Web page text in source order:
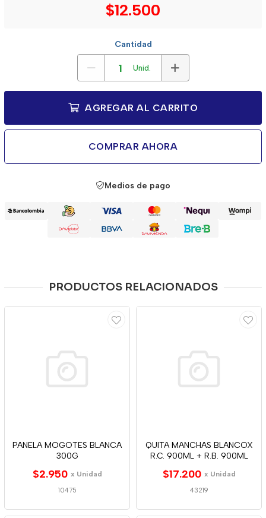
$12.500
Cantidad
Unid.
AGREGAR AL CARRITO
COMPRAR AHORA
Medios de pago
PRODUCTOS RELACIONADOS
PANELA MOGOTES BLANCA
300G
$2.950 x Unidad
10475
QUITA MANCHAS BLANCOX
R.C. 900ML + R.B. 900ML
$17.200 x Unidad
43219